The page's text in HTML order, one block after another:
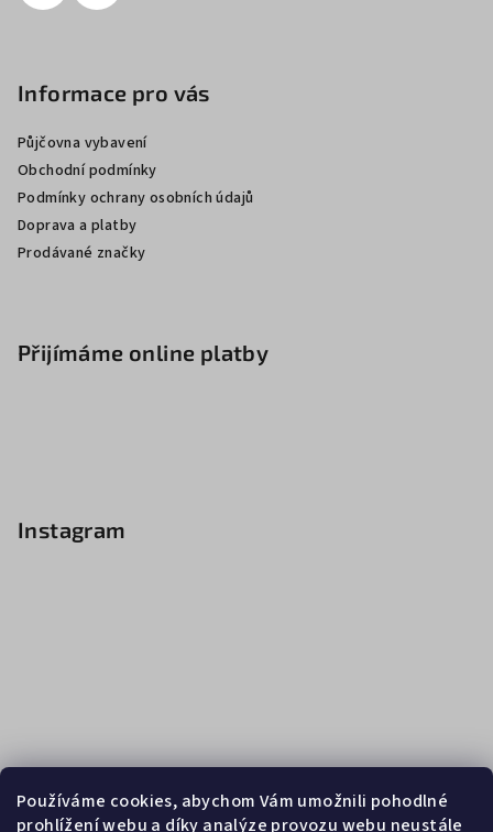
Používáme cookies, abychom Vám umožnili pohodlné
prohlížení webu a díky analýze provozu webu neustále
Informace pro vás
Půjčovna vybavení
Obchodní podmínky
Podmínky ochrany osobních údajů
Doprava a platby
Prodávané značky
Přijímáme online platby
Instagram